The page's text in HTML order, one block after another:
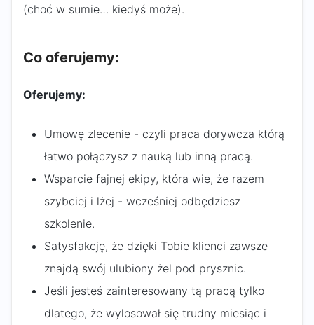
(choć w sumie… kiedyś może).
Co oferujemy:
Oferujemy:
Umowę zlecenie - czyli praca dorywcza którą
łatwo połączysz z nauką lub inną pracą.
Wsparcie fajnej ekipy, która wie, że razem
szybciej i lżej - wcześniej odbędziesz
szkolenie.
Satysfakcję, że dzięki Tobie klienci zawsze
znajdą swój ulubiony żel pod prysznic.
Jeśli jesteś zainteresowany tą pracą tylko
dlatego, że wylosował się trudny miesiąc i